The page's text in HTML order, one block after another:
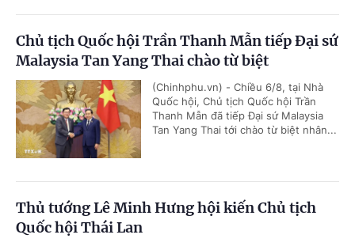
Chủ tịch Quốc hội Trần Thanh Mẫn tiếp Đại sứ
Malaysia Tan Yang Thai chào từ biệt
(Chinhphu.vn) - Chiều 6/8, tại Nhà
Quốc hội, Chủ tịch Quốc hội Trần
Thanh Mẫn đã tiếp Đại sứ Malaysia
Tan Yang Thai tới chào từ biệt nhân...
Thủ tướng Lê Minh Hưng hội kiến Chủ tịch
Quốc hội Thái Lan